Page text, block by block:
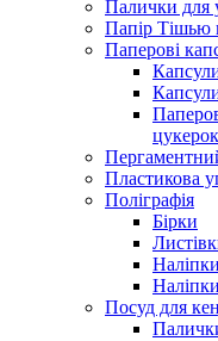
Палички для
Папір Тішью
Паперові
Пластикова
Поліграфія
Бірки
Наліпки
Посуд для